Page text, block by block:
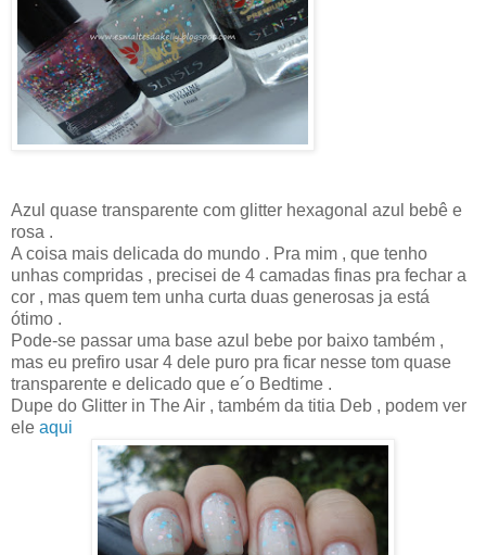
Azul quase transparente com glitter hexagonal azul bebê e
rosa .
A coisa mais delicada do mundo . Pra mim , que tenho
unhas compridas , precisei de 4 camadas finas pra fechar a
cor , mas quem tem unha curta duas generosas ja está
ótimo .
Pode-se passar uma base azul bebe por baixo também ,
mas eu prefiro usar 4 dele puro pra ficar nesse tom quase
transparente e delicado que e´o Bedtime .
Dupe do Glitter in The Air , também da titia Deb , podem ver
ele aqui